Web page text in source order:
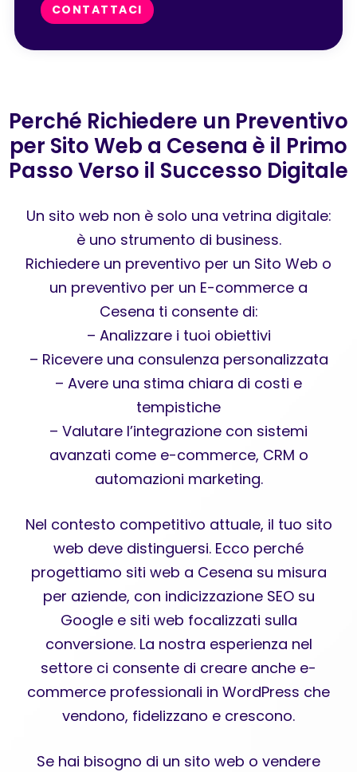
CONTATTACI
Perché Richiedere un Preventivo
per Sito Web a Cesena è il Primo
Passo Verso il Successo Digitale
Un sito web non è solo una vetrina digitale:
è uno strumento di business.
Richiedere un preventivo per un Sito Web o
un preventivo per un E-commerce a
Cesena ti consente di:
– Analizzare i tuoi obiettivi
– Ricevere una consulenza personalizzata
– Avere una stima chiara di costi e
tempistiche
– Valutare l’integrazione con sistemi
avanzati come e-commerce, CRM o
automazioni marketing.
Nel contesto competitivo attuale, il tuo sito
web deve distinguersi. Ecco perché
progettiamo siti web a Cesena su misura
per aziende, con indicizzazione SEO su
Google e siti web focalizzati sulla
conversione. La nostra esperienza nel
settore ci consente di creare anche e-
commerce professionali in WordPress che
vendono, fidelizzano e crescono.
Se hai bisogno di un sito web o vendere